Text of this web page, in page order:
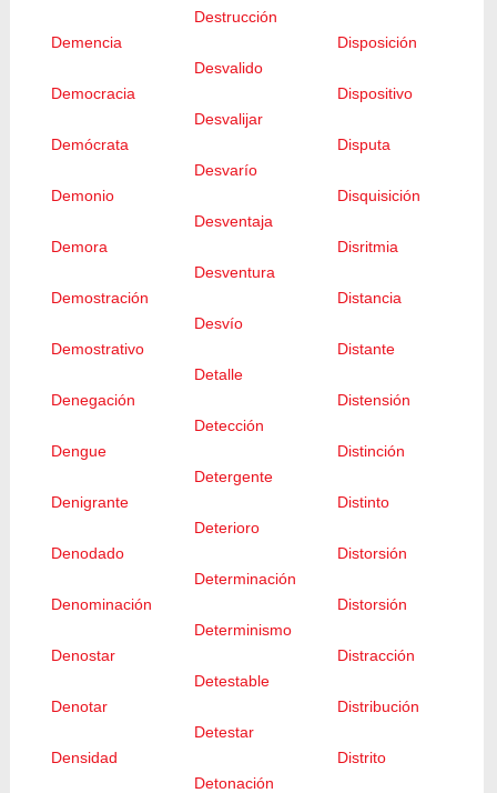
Demencia
Democracia
Demócrata
Demonio
Demora
Demostración
Demostrativo
Denegación
Dengue
Denigrante
Denodado
Denominación
Denostar
Denotar
Densidad
Destrucción
Desvalido
Desvalijar
Desvarío
Desventaja
Desventura
Desvío
Detalle
Detección
Detergente
Deterioro
Determinación
Determinismo
Detestable
Detestar
Detonación
Disposición
Dispositivo
Disputa
Disquisición
Disritmia
Distancia
Distante
Distensión
Distinción
Distinto
Distorsión
Distorsión
Distracción
Distribución
Distrito